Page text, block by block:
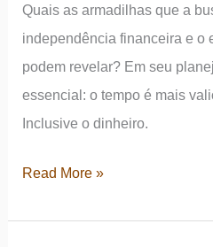
Quais as armadilhas que a
independência financeira e o
podem revelar? Em seu
essencial: o tempo é mais
Inclusive o dinheiro.
O
Read More »